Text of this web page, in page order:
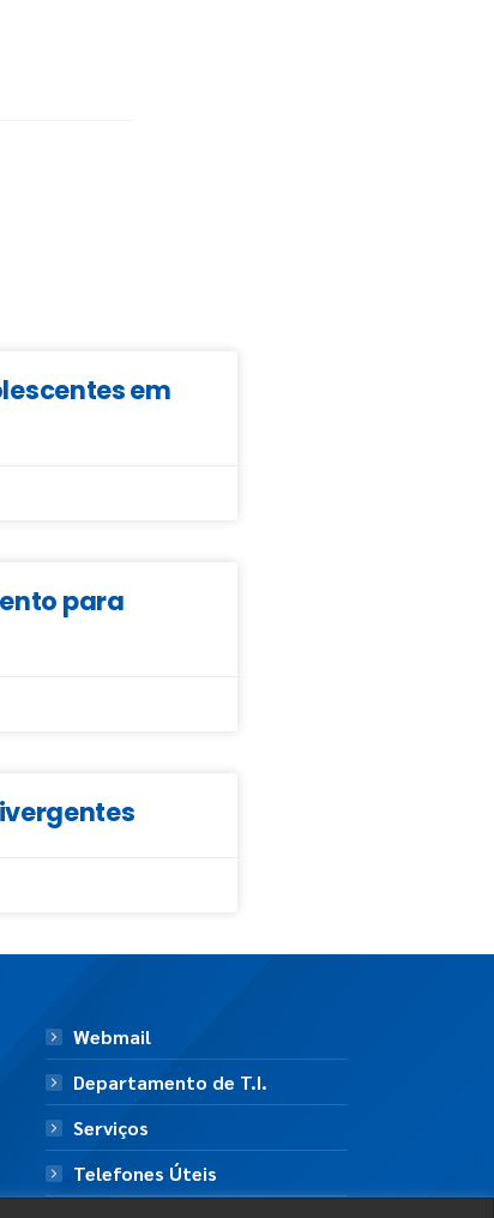
em
para
Webmail
Departamento de T.I.
Serviços
Telefones Úteis